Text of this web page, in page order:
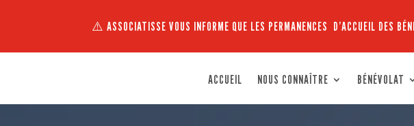
⚠️ ASSOCIATISSE VOUS INFORME QUE LES PERMANENCES D’ACCUEIL DES
ACCUEIL NOUS CONNAÎTRE BÉNÉVOLAT